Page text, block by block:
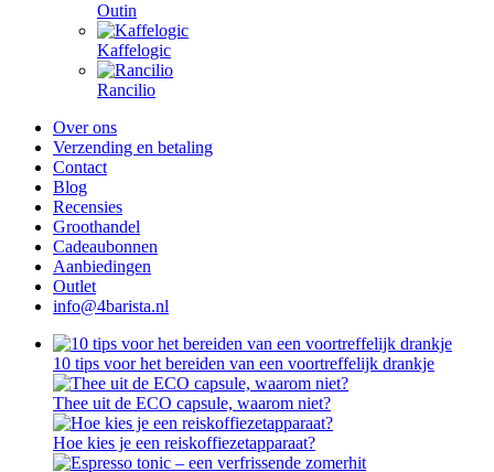
Outin
Kaffelogic
Rancilio
Over ons
Verzending en betaling
Contact
Blog
Recensies
Groothandel
Cadeaubonnen
Aanbiedingen
Outlet
info@4barista.nl
10 tips voor het bereiden van een voortreffelijk drankje
Thee uit de ECO capsule, waarom niet?
Hoe kies je een reiskoffiezetapparaat?